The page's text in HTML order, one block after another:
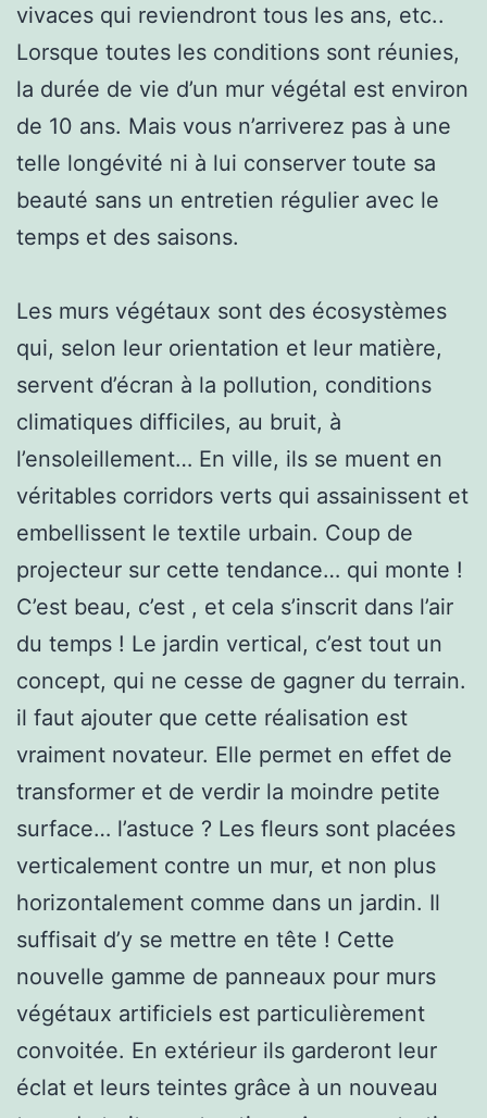
vivaces qui reviendront tous les ans, etc..
Lorsque toutes les conditions sont réunies,
la durée de vie d’un mur végétal est environ
de 10 ans. Mais vous n’arriverez pas à une
telle longévité ni à lui conserver toute sa
beauté sans un entretien régulier avec le
temps et des saisons.
Les murs végétaux sont des écosystèmes
qui, selon leur orientation et leur matière,
servent d’écran à la pollution, conditions
climatiques difficiles, au bruit, à
l’ensoleillement… En ville, ils se muent en
véritables corridors verts qui assainissent et
embellissent le textile urbain. Coup de
projecteur sur cette tendance… qui monte !
C’est beau, c’est , et cela s’inscrit dans l’air
du temps ! Le jardin vertical, c’est tout un
concept, qui ne cesse de gagner du terrain.
il faut ajouter que cette réalisation est
vraiment novateur. Elle permet en effet de
transformer et de verdir la moindre petite
surface… l’astuce ? Les fleurs sont placées
verticalement contre un mur, et non plus
horizontalement comme dans un jardin. Il
suffisait d’y se mettre en tête ! Cette
nouvelle gamme de panneaux pour murs
végétaux artificiels est particulièrement
convoitée. En extérieur ils garderont leur
éclat et leurs teintes grâce à un nouveau